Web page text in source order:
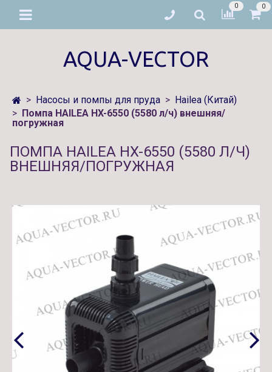
0 0
AQUA-VECTOR
Насосы и помпы для пруда
Hailea (Китай)
Помпа HAILEA HX-6550 (5580 л/ч) внешняя/
погружная
ПОМПА HAILEA HX-6550 (5580 Л/Ч)
ВНЕШНЯЯ/ПОГРУЖНАЯ